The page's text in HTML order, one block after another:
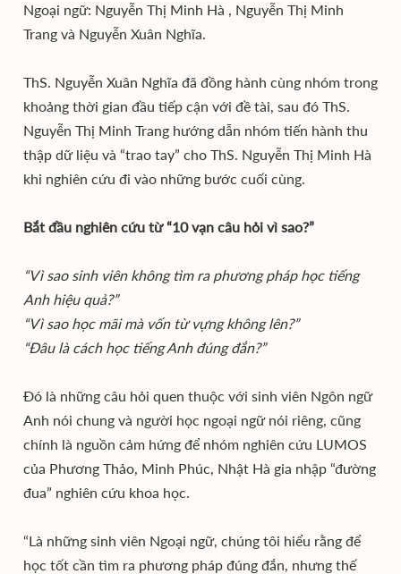
Ngoại ngữ: Nguyễn Thị Minh Hà , Nguyễn Thị Minh
Trang và Nguyễn Xuân Nghĩa.
ThS. Nguyễn Xuân Nghĩa đã đồng hành cùng nhóm trong
khoảng thời gian đầu tiếp cận với đề tài, sau đó ThS.
Nguyễn Thị Minh Trang hướng dẫn nhóm tiến hành thu
thập dữ liệu và “trao tay” cho ThS. Nguyễn Thị Minh Hà
khi nghiên cứu đi vào những bước cuối cùng.
Bắt đầu nghiên cứu từ “10 vạn câu hỏi vì sao?”
“Vì sao sinh viên không tìm ra phương pháp học tiếng
Anh hiệu quả?”
“Vì sao học mãi mà vốn từ vựng không lên?”
“Đâu là cách học tiếng Anh đúng đắn?”
Đó là những câu hỏi quen thuộc với sinh viên Ngôn ngữ
Anh nói chung và người học ngoại ngữ nói riêng, cũng
chính là nguồn cảm hứng để nhóm nghiên cứu LUMOS
của Phương Thảo, Minh Phúc, Nhật Hà gia nhập “đường
đua” nghiên cứu khoa học.
“Là những sinh viên Ngoại ngữ, chúng tôi hiểu rằng để
học tốt cần tìm ra phương pháp đúng đắn, nhưng thế